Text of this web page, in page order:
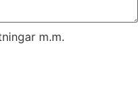
m.m.